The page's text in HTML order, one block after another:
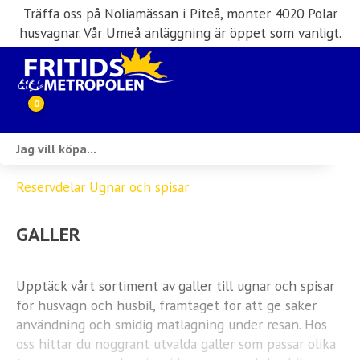
Träffa oss på Noliamässan i Piteå, monter 4020 Polar
husvagnar. Vår Umeå anläggning är öppet som vanligt.
0
Husbilsuthyrning
Verkstad
Reservdelar Ugnar och spisar
GALLER
Upptäck vårt sortiment av galler till ugnar och spisar
för husvagn och husbil, framtaget för att ge säker
användning och smidig matlagning under resan. Hos
oss hittar du noggrant utvalda galler som passar olika